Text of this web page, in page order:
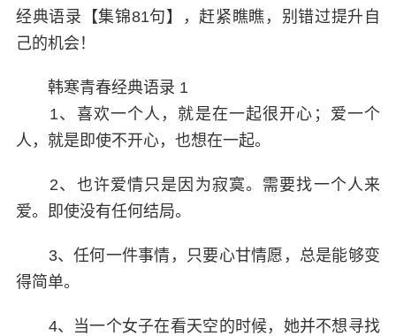
经典语录【集锦81句】，赶紧瞧瞧，别错过提升自
己的机会！
韩寒青春经典语录 1
1、喜欢一个人，就是在一起很开心；爱一个
人，就是即使不开心，也想在一起。
2、也许爱情只是因为寂寞。需要找一个人来
爱。即使没有任何结局。
3、任何一件事情，只要心甘情愿，总是能够变
得简单。
4、当一个女子在看天空的时候，她并不想寻找